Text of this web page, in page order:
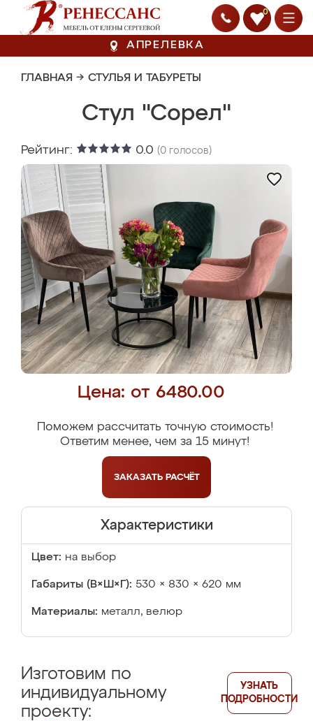
0
АПРЕЛЕВКА
ГЛАВНАЯ → СТУЛЬЯ И ТАБУРЕТЫ
Стул "Сорел"
Рейтинг: 0.0 (0 голосов)
Цена: от 6480.00
Поможем рассчитать точную стоимость!
Ответим менее, чем за 15 минут!
ЗАКАЗАТЬ РАСЧЁТ
Характеристики
Цвет: на выбор
Габариты (В×Ш×Г): 530 × 830 × 620 мм
Материалы: металл, велюр
Изготовим по
индивидуальному
проекту:
УЗНАТЬ
ПОДРОБНОСТИ